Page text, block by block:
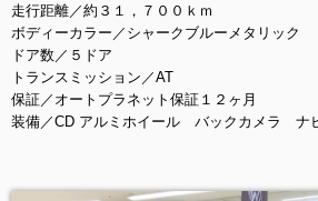
走行距離／約３１，７００ｋｍ
ボディーカラー／シャークブルーメタリック
ドア数／５ドア
トランスミッション／AT
保証／オートプラネット保証１２ヶ月
装備／CD アルミホイール バックカメラ ナ